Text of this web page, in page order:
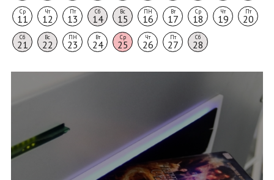
Ср
11
Чт
12
Пт
13
Сб
14
Вс
15
ПН
16
Вт
17
Ср
18
Чт
19
Пт
20
Сб
21
Вс
22
ПН
23
Вт
24
Ср
25
Чт
26
Пт
27
Сб
28